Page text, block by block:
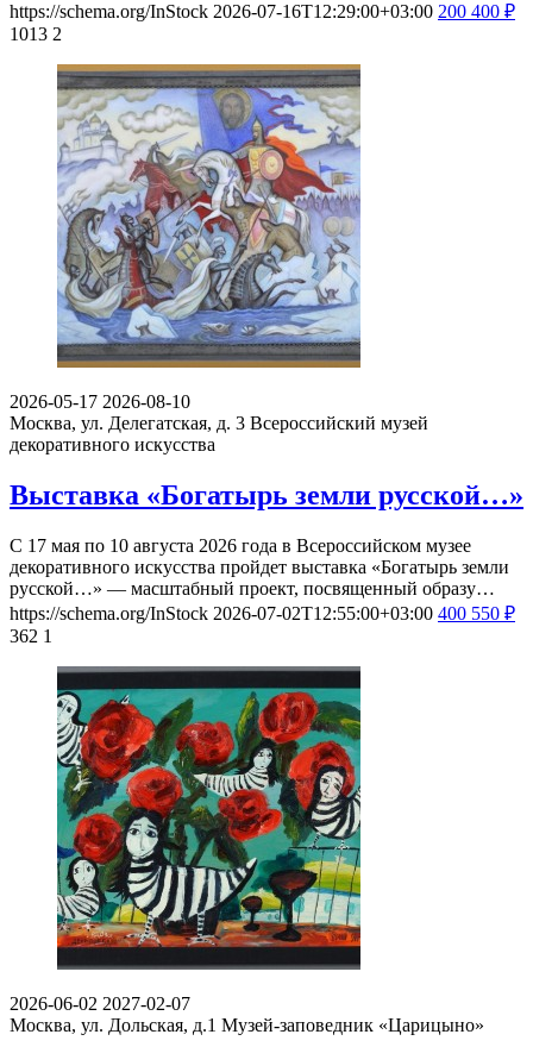
https://schema.org/InStock 2026-07-16T12:29:00+03:00 200 400 ₽
1013 2
2026-05-17 2026-08-10
Москва, ул. Делегатская, д. 3 Всероссийский музей
декоративного искусства
Выставка «Богатырь земли русской…»
С 17 мая по 10 августа 2026 года в Всероссийском музее
декоративного искусства пройдет выставка «Богатырь земли
русской…» — масштабный проект, посвященный образу…
https://schema.org/InStock 2026-07-02T12:55:00+03:00 400 550 ₽
362 1
2026-06-02 2027-02-07
Москва, ул. Дольская, д.1 Музей-заповедник «Царицыно»